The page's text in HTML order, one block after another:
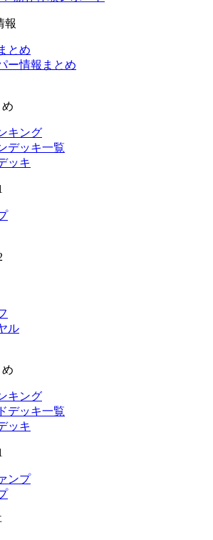
報
とめ
ー情報まとめ
キング
デッキ一覧
ッキ
ル
キング
デッキ一覧
ッキ
ンプ